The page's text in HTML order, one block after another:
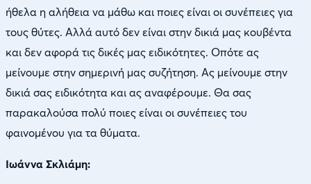
ήθελα η αλήθεια να μάθω και ποιες είναι οι συνέπειες για
τους θύτες. Αλλά αυτό δεν είναι στην δικιά μας κουβέντα
και δεν αφορά τις δικές μας ειδικότητες. Οπότε ας
μείνουμε στην σημερινή μας συζήτηση. Ας μείνουμε στην
δικιά σας ειδικότητα και ας αναφέρουμε. Θα σας
παρακαλούσα πολύ ποιες είναι οι συνέπειες του
φαινομένου για τα θύματα.
Ιωάννα Σκλιάμη: